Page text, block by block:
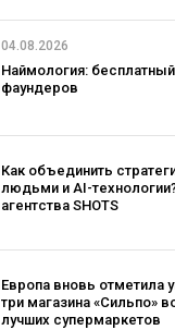
04.08.2026
Наймология: бесплатный
фаундеров
Как объединить
людьми и AI-
агентства SHOTS
Европа вновь отметила
три магазина «Сильпо»
лучших супермаркетов